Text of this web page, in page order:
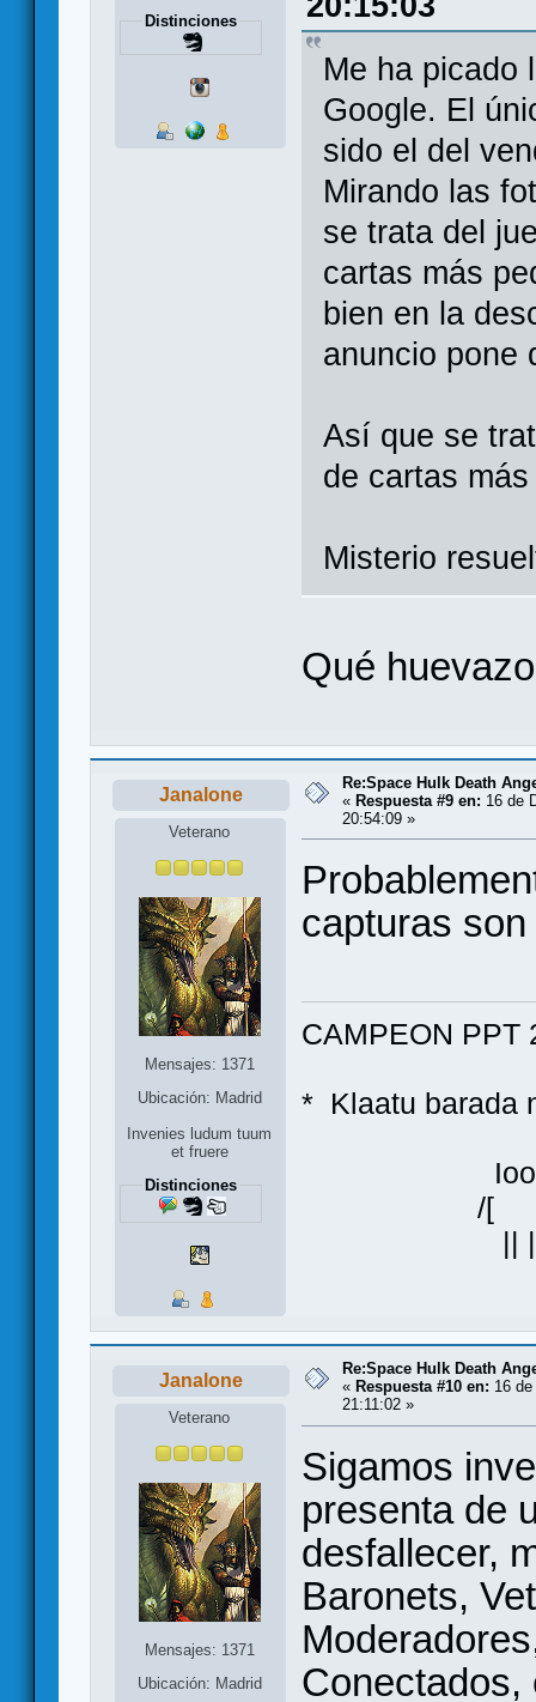
Distinciones
Me ha picado
Google. El
sido el del
Mirando las
se trata del
cartas más
bien en la
anuncio pone
Así que se
de cartas
Misterio
Qué
Janalone
Veterano
Mensajes: 1371
Ubicación: Madrid
Invenies ludum tuum
et fruere
Distinciones
Re:Space Hulk Death
« Respuesta #9 en: 16 de
20:54:09 »
capturas
CAMPEON PPT
* Klaatu
/[ ]\
||
Janalone
Veterano
Mensajes: 1371
Ubicación: Madrid
Re:Space Hulk Death
« Respuesta #10 en: 16
21:11:02 »
Sigamos
presenta de
desfallecer,
Baronets,
Conectados,